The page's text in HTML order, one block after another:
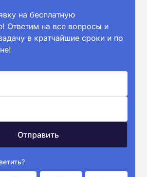
на бесплатную
Ответим на все вопросы и
в кратчайшие сроки и по